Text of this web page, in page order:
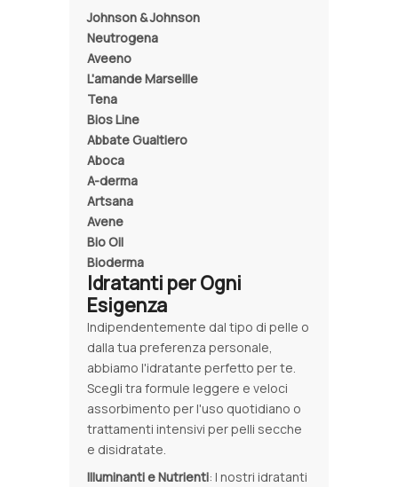
Johnson & Johnson
Neutrogena
Aveeno
L'amande Marseille
Tena
Bios Line
Abbate Gualtiero
Aboca
A-derma
Artsana
Avene
Bio Oil
Bioderma
Idratanti per Ogni
Esigenza
Indipendentemente dal tipo di pelle o
dalla tua preferenza personale,
abbiamo l'idratante perfetto per te.
Scegli tra formule leggere e veloci
assorbimento per l'uso quotidiano o
trattamenti intensivi per pelli secche
e disidratate.
Illuminanti e Nutrienti: I nostri idratanti